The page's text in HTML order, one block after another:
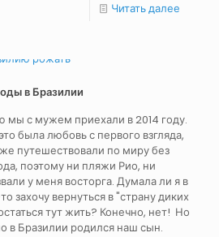
Читать далее
в Бразилии
мы с мужем приехали в 2014 году.
была любовь с первого взгляда,
путешествовали по миру без
поэтому ни пляжи Рио, ни
у меня восторга. Думала ли я в
захочу вернуться в "страну диких
тут жить? Конечно, нет! Но
в Бразилии родился наш сын.